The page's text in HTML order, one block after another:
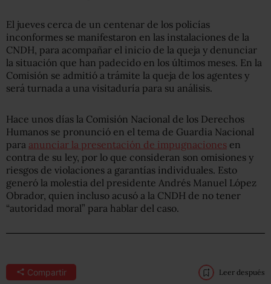
El jueves cerca de un centenar de los policías
inconformes se manifestaron en las instalaciones de la
CNDH, para acompañar el inicio de la queja y denunciar
la situación que han padecido en los últimos meses. En la
Comisión se admitió a trámite la queja de los agentes y
será turnada a una visitaduría para su análisis.
Hace unos días la Comisión Nacional de los Derechos
Humanos se pronunció en el tema de Guardia Nacional
para anunciar la presentación de impugnaciones en
contra de su ley, por lo que consideran son omisiones y
riesgos de violaciones a garantías individuales. Esto
generó la molestia del presidente Andrés Manuel López
Obrador, quien incluso acusó a la CNDH de no tener
“autoridad moral” para hablar del caso.
Compartir Leer después